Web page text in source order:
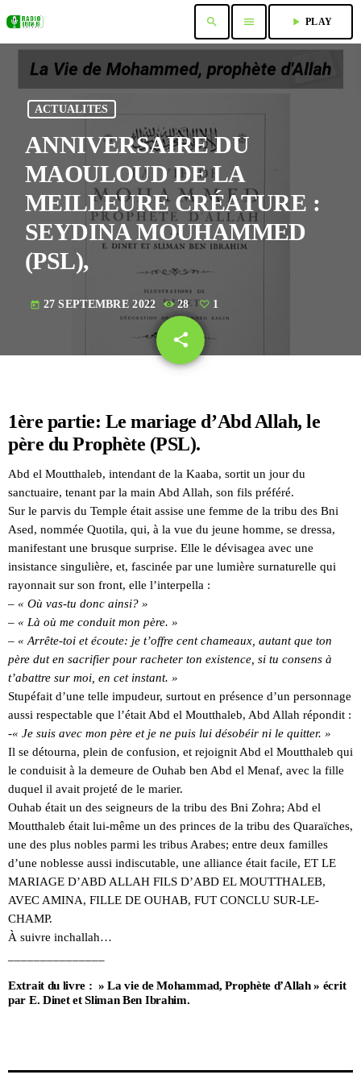
search menu play_arrow PLAY
ACTUALITES
ANNIVERSAIRE DU
MAOULOUD DE LA
MEILLEURE CRÉATURE :
SEYDINA MOUHAMMED
(PSL),
today 27 SEPTEMBRE 2022 28 1
share
email
1ère partie: Le mariage d’Abd Allah, le
père du Prophète (PSL).
Abd el Moutthaleb, intendant de la Kaaba, sortit un jour du
sanctuaire, tenant par la main Abd Allah, son fils préféré.
Sur le parvis du Temple était assise une femme de la tribu des Bni
Ased, nommée Quotila, qui, à la vue du jeune homme, se dressa,
manifestant une brusque surprise. Elle le dévisagea avec une
insistance singulière, et, fascinée par une lumière surnaturelle qui
rayonnait sur son front, elle l’interpella :
– « Où vas-tu donc ainsi? »
– « Là où me conduit mon père. »
– « Arrête-toi et écoute: je t’offre cent chameaux, autant que ton
père dut en sacrifier pour racheter ton existence, si tu consens à
t’abattre sur moi, en cet instant. »
Stupéfait d’une telle impudeur, surtout en présence d’un personnage
aussi respectable que l’était Abd el Moutthaleb, Abd Allah répondit :
-« Je suis avec mon père et je ne puis lui désobéir ni le quitter. »
Il se détourna, plein de confusion, et rejoignit Abd el Moutthaleb qui
le conduisit à la demeure de Ouhab ben Abd el Menaf, avec la fille
duquel il avait projeté de le marier.
Ouhab était un des seigneurs de la tribu des Bni Zohra; Abd el
Moutthaleb était lui-même un des princes de la tribu des Quaraïches,
une des plus nobles parmi les tribus Arabes; entre deux familles
d’une noblesse aussi indiscutable, une alliance était facile, ET LE
MARIAGE D’ABD ALLAH FILS D’ABD EL MOUTTHALEB,
AVEC AMINA, FILLE DE OUHAB, FUT CONCLU SUR-LE-
CHAMP.
À suivre inchallah…
Extrait du livre : » La vie de Mohammad, Prophète d’Allah » écrit
par E. Dinet et Sliman Ben Ibrahim.